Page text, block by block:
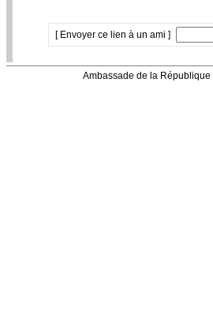
[ Envoyer ce lien à un ami ]
Ambassade de la